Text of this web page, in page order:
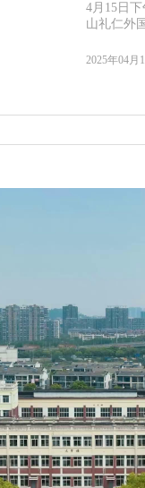
我校交
4月15日
山礼仁外
2025年04月